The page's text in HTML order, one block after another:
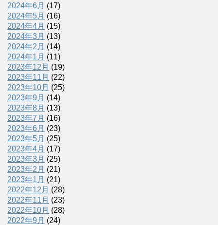
2024年6月 (17)
2024年5月 (16)
2024年4月 (15)
2024年3月 (13)
2024年2月 (14)
2024年1月 (11)
2023年12月 (19)
2023年11月 (22)
2023年10月 (25)
2023年9月 (14)
2023年8月 (13)
2023年7月 (16)
2023年6月 (23)
2023年5月 (25)
2023年4月 (17)
2023年3月 (25)
2023年2月 (21)
2023年1月 (21)
2022年12月 (28)
2022年11月 (23)
2022年10月 (28)
2022年9月 (24)